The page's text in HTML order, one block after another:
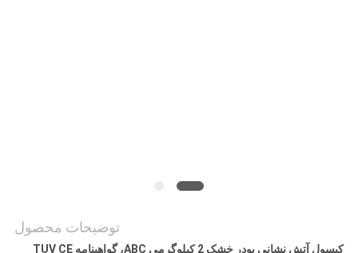
حفظ
توضیحات محصول
کپسول آتش نشانی پودر خشک 2 کیلوگرمی ABC، گواهینامه TUV CE